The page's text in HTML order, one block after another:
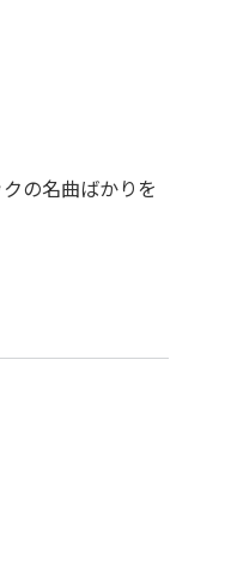
の名曲ばかりを